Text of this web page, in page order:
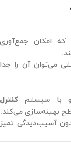
امکان جمع‌آوری
می‌توان آن را جدا
با سیستم کنترل
بهینه‌سازی می‌کند.
آسیب‌دیدگی تمیز